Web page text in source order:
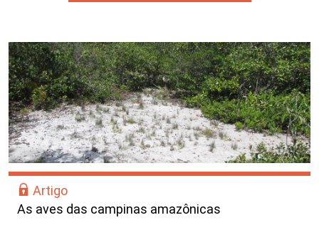
Artigo
As aves das campinas amazônicas